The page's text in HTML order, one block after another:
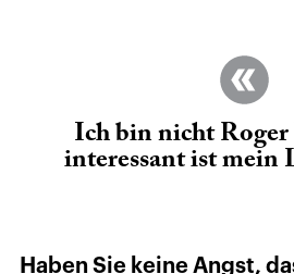
Ich bin nicht Roger
interessant ist mein
Haben Sie keine Angst,